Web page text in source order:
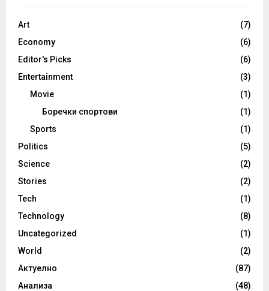
Art
(7)
Economy
(6)
Editor's Picks
(6)
Entertainment
(3)
Movie
(1)
Боречки спортови
(1)
Sports
(1)
Politics
(5)
Science
(2)
Stories
(2)
Tech
(1)
Technology
(8)
Uncategorized
(1)
World
(2)
Актуелно
(87)
Анализа
(48)